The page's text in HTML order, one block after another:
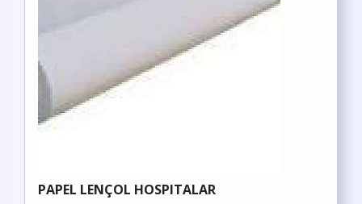
PAPEL LENÇOL HOSPITALAR